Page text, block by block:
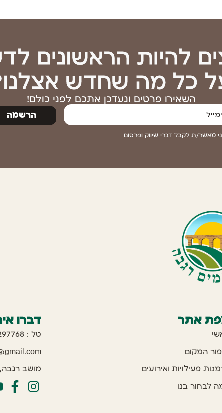
להיות הראשונים
כל מה שחדש
השאירו פרטים ונעדכן אתכם לפני כולם!
מאשר/ת לקבל דברי שיווק ופרסום
הרשמה
אתר
המקום
פעילויות ואירועים
לבחור בנו
דברו
טל : 077-7297768
מושב רגבה,